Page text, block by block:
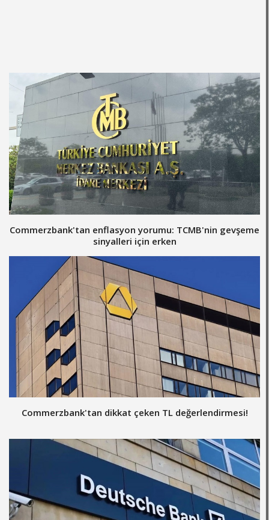
Commerzbank'tan enflasyon yorumu: TCMB'nin gevşeme
sinyalleri için erken
Commerzbank'tan dikkat çeken TL değerlendirmesi!